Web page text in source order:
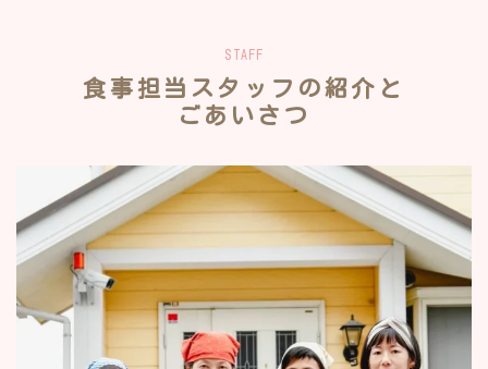
STAFF
食事担当スタッフの紹介と
ごあいさつ